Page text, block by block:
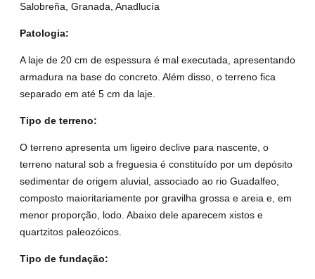
Salobreña, Granada, Anadlucía
Patologia:
A laje de 20 cm de espessura é mal executada, apresentando
armadura na base do concreto. Além disso, o terreno fica
separado em até 5 cm da laje.
Tipo de terreno:
O terreno apresenta um ligeiro declive para nascente, o
terreno natural sob a freguesia é constituído por um depósito
sedimentar de origem aluvial, associado ao rio Guadalfeo,
composto maioritariamente por gravilha grossa e areia e, em
menor proporção, lodo. Abaixo dele aparecem xistos e
quartzitos paleozóicos.
Tipo de fundação: